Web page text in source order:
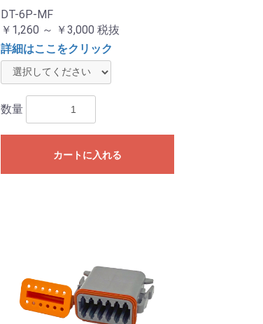
DT-6P-MF
￥1,260 ～ ￥3,000 税抜
詳細はここをクリック
数量
カートに入れる